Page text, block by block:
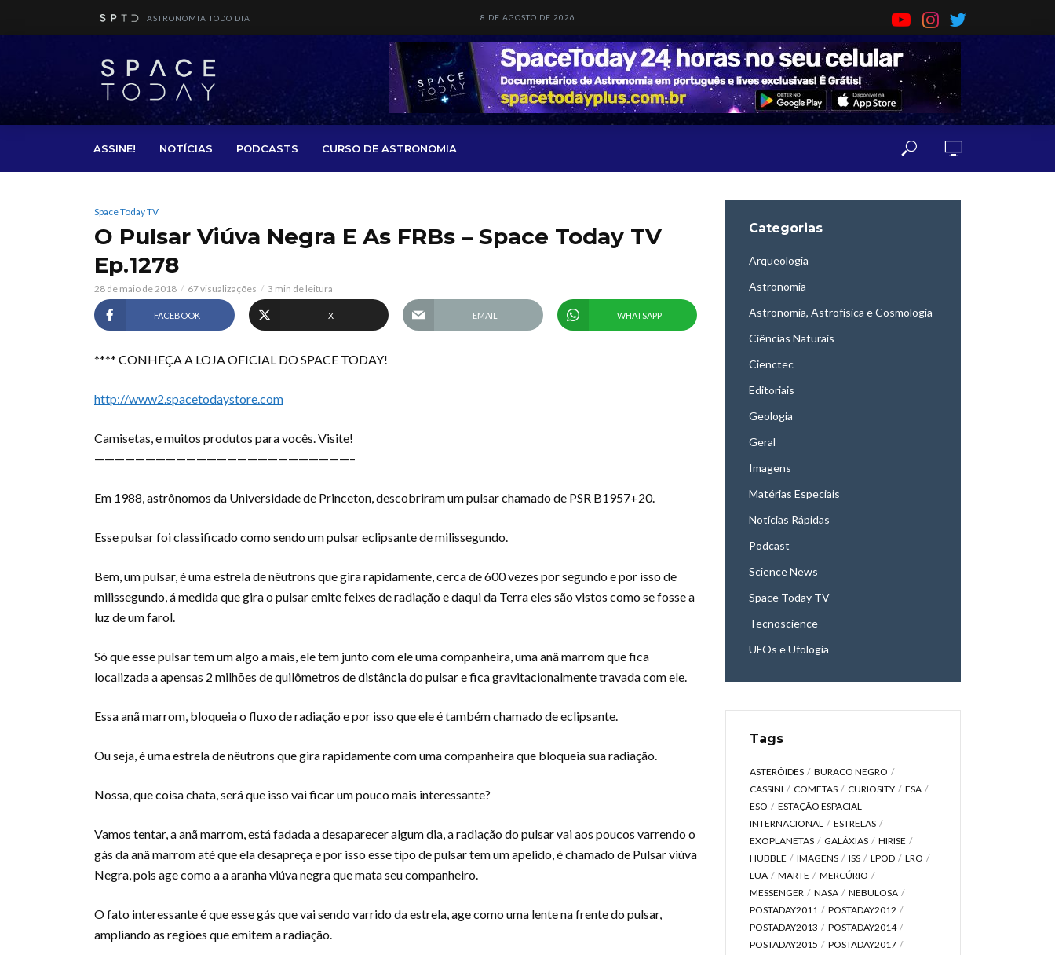
ASTRONOMIA TODO DIA 8 DE AGOSTO DE 2026
ASSINE! NOTÍCIAS PODCASTS CURSO DE ASTRONOMIA
Space Today TV
O Pulsar Viúva Negra E As FRBs – Space Today TV
Ep.1278
28 de maio de 2018 67 visualizações 3 min de leitura
FACEBOOK X EMAIL WHATSAPP
**** CONHEÇA A LOJA OFICIAL DO SPACE TODAY!
http://www2.spacetodaystore.com
Camisetas, e muitos produtos para vocês. Visite!
—————————————————————————–
Em 1988, astrônomos da Universidade de Princeton, descobriram um pulsar chamado de PSR B1957+20.
Esse pulsar foi classificado como sendo um pulsar eclipsante de milissegundo.
Bem, um pulsar, é uma estrela de nêutrons que gira rapidamente, cerca de 600 vezes por segundo e por isso de
milissegundo, á medida que gira o pulsar emite feixes de radiação e daqui da Terra eles são vistos como se fosse a
luz de um farol.
Só que esse pulsar tem um algo a mais, ele tem junto com ele uma companheira, uma anã marrom que fica
localizada a apensas 2 milhões de quilômetros de distância do pulsar e fica gravitacionalmente travada com ele.
Essa anã marrom, bloqueia o fluxo de radiação e por isso que ele é também chamado de eclipsante.
Ou seja, é uma estrela de nêutrons que gira rapidamente com uma companheira que bloqueia sua radiação.
Nossa, que coisa chata, será que isso vai ficar um pouco mais interessante?
Vamos tentar, a anã marrom, está fadada a desaparecer algum dia, a radiação do pulsar vai aos poucos varrendo o
gás da anã marrom até que ela desapreça e por isso esse tipo de pulsar tem um apelido, é chamado de Pulsar viúva
Negra, pois age como a a aranha viúva negra que mata seu companheiro.
O fato interessante é que esse gás que vai sendo varrido da estrela, age como uma lente na frente do pulsar,
ampliando as regiões que emitem a radiação.
Categorias
Arqueologia
Astronomia
Astronomia, Astrofísica e Cosmologia
Ciências Naturais
Cienctec
Editoriais
Geologia
Geral
Imagens
Matérias Especiais
Notícias Rápidas
Podcast
Science News
Space Today TV
Tecnoscience
UFOs e Ufologia
Tags
ASTERÓIDES
BURACO NEGRO
CASSINI
COMETAS CURIOSITY
ESA
ESO
ESTAÇÃO ESPACIAL
INTERNACIONAL
ESTRELAS
EXOPLANETAS
GALÁXIAS
HIRISE
HUBBLE
IMAGENS ISS LPOD
LRO
LUA
MARTE
MERCÚRIO
MESSENGER
NASA
NEBULOSA
POSTADAY2011
POSTADAY2012
POSTADAY2013
POSTADAY2014
POSTADAY2015
POSTADAY2017